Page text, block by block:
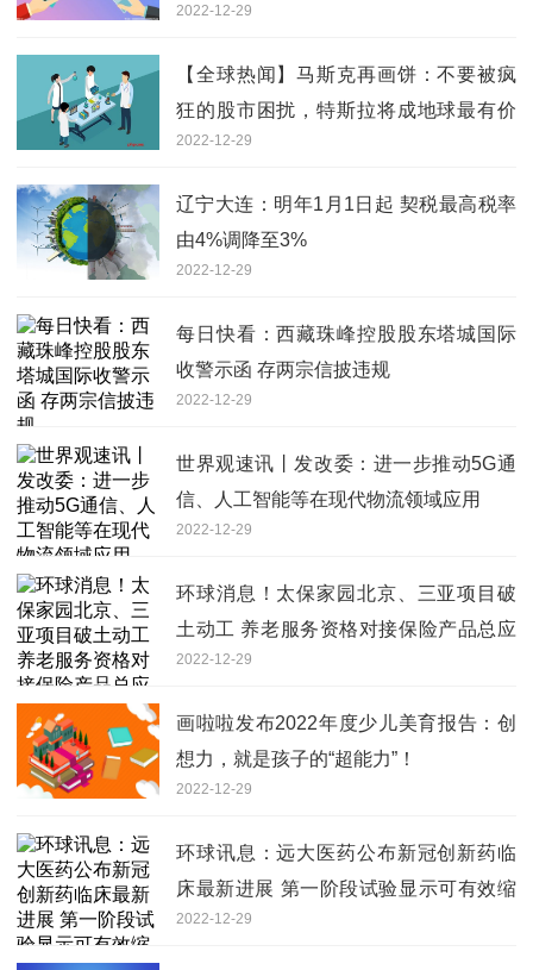
2022-12-29
【全球热闻】马斯克再画饼：不要被疯
狂的股市困扰，特斯拉将成地球最有价
值公司
2022-12-29
辽宁大连：明年1月1日起 契税最高税率
由4%调降至3%
2022-12-29
每日快看：西藏珠峰控股股东塔城国际
收警示函 存两宗信披违规
2022-12-29
世界观速讯丨发改委：进一步推动5G通
信、人工智能等在现代物流领域应用
2022-12-29
环球消息！太保家园北京、三亚项目破
土动工 养老服务资格对接保险产品总应
缴保费同比增长22%
2022-12-29
画啦啦发布2022年度少儿美育报告：创
想力，就是孩子的“超能力”！
2022-12-29
环球讯息：远大医药公布新冠创新药临
床最新进展 第一阶段试验显示可有效缩
短核酸转阴时间
2022-12-29